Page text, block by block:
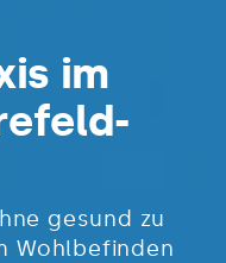
im
gesund zu
Wohlbefinden